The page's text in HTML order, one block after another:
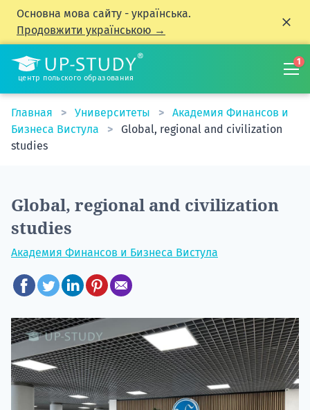
Основна мова сайту - українська.
Продовжити українською →
центр польского образования
1
Главная Университеты
Академия Финансов и
Бизнеса Вистула
Global, regional and civilization
studies
Global, regional and civilization
studies
Академия Финансов и Бизнеса Вистула